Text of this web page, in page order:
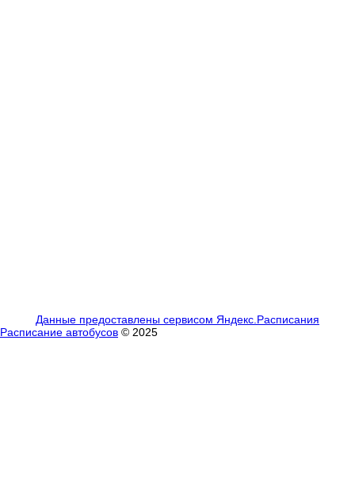
Данные предоставлены сервисом Яндекс.Расписания
Расписание автобусов © 2025